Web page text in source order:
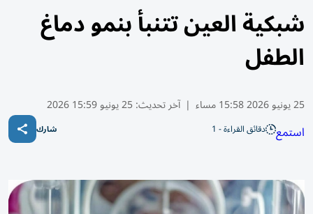
شبكية العين تتنبأ بنمو دماغ
الطفل
25 يونيو 2026 15:58 مساء | آخر تحديث:25 يونيو 15:59 2026
استمع دقائق القراءة - 1 شارك